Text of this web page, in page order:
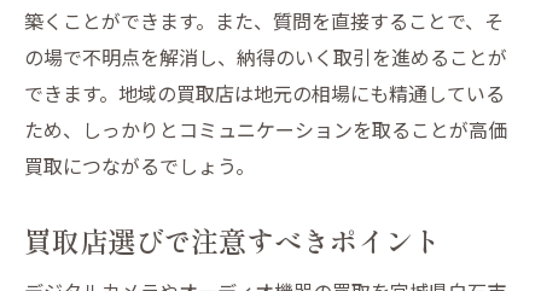
信頼できる買取店の見極め方
買取店との長期的な関係を築く方法
地域密着型買取店の強みを活かす
買取店との交渉で有利になるポイント
買取店を選ぶ際に考慮すべき要素
買取イベントを活用しデジタルカメラを高値で
売るコツ
築くことができます。また、質問を直接することで、そ
の場で不明点を解消し、納得のいく取引を進めることが
できます。地域の買取店は地元の相場にも精通している
ため、しっかりとコミュニケーションを取ることが高価
買取につながるでしょう。
買取店選びで注意すべきポイント